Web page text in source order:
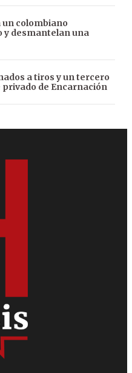
un colombiano
y desmantelan una
a tiros y un tercero
de Encarnación